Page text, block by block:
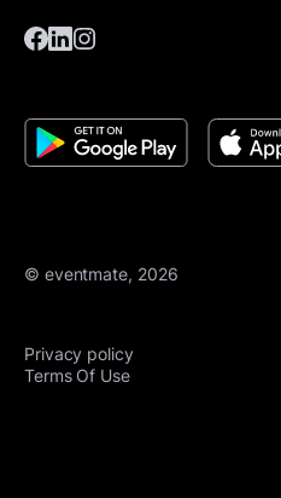
© eventmate, 2026
Privacy policy
Terms Of Use